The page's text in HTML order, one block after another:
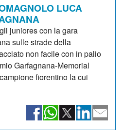
LUCA
juniores con la gara
sulle strade della
non facile con in palio
Garfagnana-Memorial
fiorentino la cui